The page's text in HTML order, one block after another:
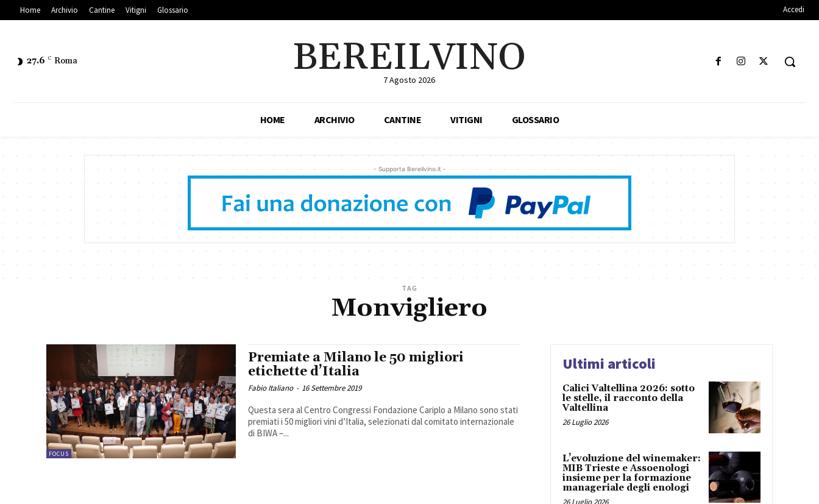
Home Archivio Cantine Vitigni Glossario Accedi
27.6 C Roma BEREILVINO
7 Agosto 2026
HOME ARCHIVIO CANTINE VITIGNI GLOSSARIO
- Supporta Bereilvino.it -
TAG
Monvigliero
FOCUS
Premiate a Milano le 50 migliori
etichette d’Italia
Fabio Italiano - 16 Settembre 2019
Questa sera al Centro Congressi Fondazione Cariplo a Milano sono stati
premiati i 50 migliori vini d’Italia, selezionati dal comitato internazionale
di BIWA –...
Ultimi articoli
Calici Valtellina 2026: sotto
le stelle, il racconto della
Valtellina
26 Luglio 2026
L’evoluzione del winemaker:
MIB Trieste e Assoenologi
insieme per la formazione
manageriale degli enologi
26 Luglio 2026